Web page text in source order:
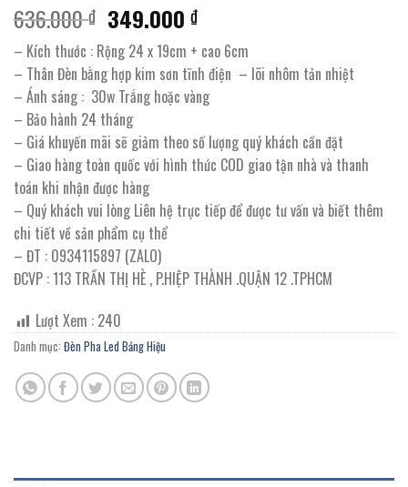
636.000₫ Giá
gốc
là:
636.000 ₫.
349.000₫Giá
hiện
tại
là:
349.000 ₫.
– Kích thước : Rộng 24 x 19cm + cao 6cm
– Thân Đèn bằng hợp kim sơn tĩnh điện – lõi nhôm tản nhiệt
– Ánh sáng : 30w Trắng hoặc vàng
– Bảo hành 24 tháng
– Giá khuyến mãi sẽ giảm theo số lượng quý khách cần đặt
– Giao hàng toàn quốc với hình thức COD giao tận nhà và thanh
toán khi nhận được hàng
– Quý khách vui lòng Liên hệ trực tiếp để được tư vấn và biết thêm
chi tiết về sản phẩm cụ thể
– ĐT : 0934115897 (ZALO)
ĐCVP : 113 TRẦN THỊ HÈ , P.HIỆP THÀNH .QUẬN 12 .TPHCM
Lượt Xem : 240
Danh mục: Đèn Pha Led Bảng Hiệu